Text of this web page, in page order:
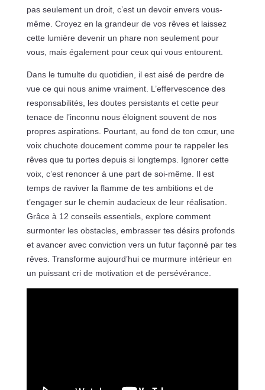
pas seulement un droit, c’est un devoir envers vous-
même. Croyez en la grandeur de vos rêves et laissez
cette lumière devenir un phare non seulement pour
vous, mais également pour ceux qui vous entourent.
Dans le tumulte du quotidien, il est aisé de perdre de
vue ce qui nous anime vraiment. L’effervescence des
responsabilités, les doutes persistants et cette peur
tenace de l’inconnu nous éloignent souvent de nos
propres aspirations. Pourtant, au fond de ton cœur, une
voix chuchote doucement comme pour te rappeler les
rêves que tu portes depuis si longtemps. Ignorer cette
voix, c’est renoncer à une part de soi-même. Il est
temps de raviver la flamme de tes ambitions et de
t’engager sur le chemin audacieux de leur réalisation.
Grâce à 12 conseils essentiels, explore comment
surmonter les obstacles, embrasser tes désirs profonds
et avancer avec conviction vers un futur façonné par tes
rêves. Transforme aujourd’hui ce murmure intérieur en
un puissant cri de motivation et de persévérance.